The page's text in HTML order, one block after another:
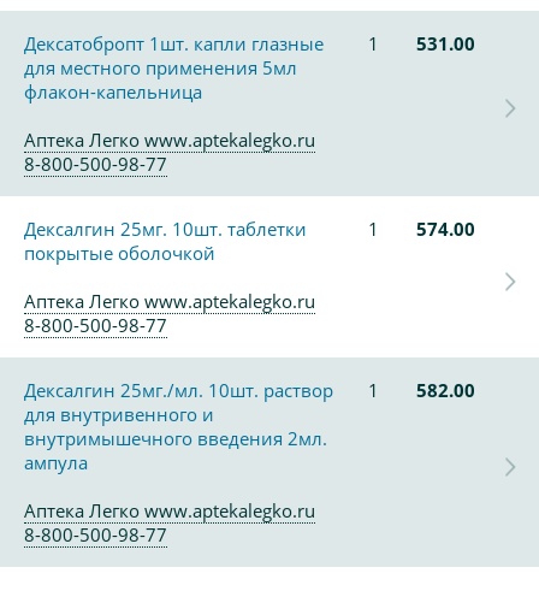
Дексатобропт 1шт. капли глазные
для местного применения 5мл
флакон-капельница
1 531.00
Аптека Легко www.aptekalegko.ru
8-800-500-98-77
Дексалгин 25мг. 10шт. таблетки
покрытые оболочкой
1 574.00
Аптека Легко www.aptekalegko.ru
8-800-500-98-77
Дексалгин 25мг./мл. 10шт. раствор
для внутривенного и
внутримышечного введения 2мл.
ампула
1 582.00
Аптека Легко www.aptekalegko.ru
8-800-500-98-77